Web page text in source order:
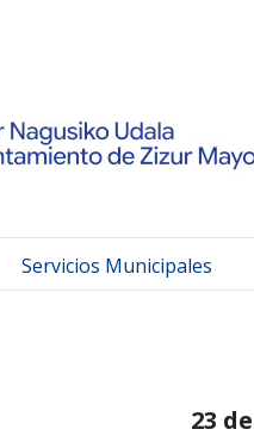
Servicios Municipales
23